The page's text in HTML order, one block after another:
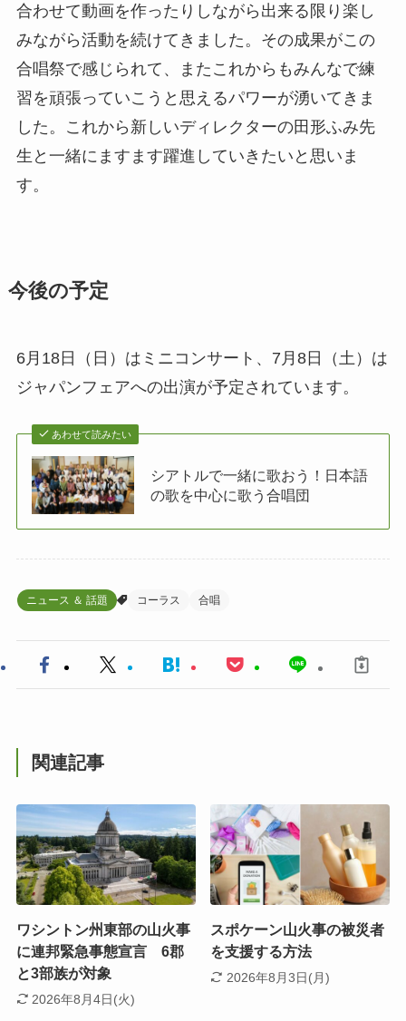
合わせて動画を作ったりしながら出来る限り楽し
みながら活動を続けてきました。その成果がこの
合唱祭で感じられて、またこれからもみんなで練
習を頑張っていこうと思えるパワーが湧いてきま
した。これから新しいディレクターの田形ふみ先
生と一緒にますます躍進していきたいと思いま
す。
今後の予定
6月18日（日）はミニコンサート、7月8日（土）は
ジャパンフェアへの出演が予定されています。
あわせて読みたい
シアトルで一緒に歌おう！日本語
の歌を中心に歌う合唱団
ニュース ＆ 話題 コーラス 合唱
関連記事
ワシントン州東部の山火事
に連邦緊急事態宣言 6郡
と3部族が対象
2026年8月4日(火)
スポケーン山火事の被災者
を支援する方法
2026年8月3日(月)